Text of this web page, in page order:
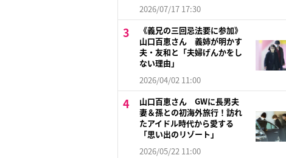
2026/07/17 17:30
《義兄の三回忌法要に参加》
山口百恵さん 義姉が明かす
夫・友和と「夫婦げんかをし
ない理由」
2026/04/02 11:00
山口百恵さん GWに長男夫
妻＆孫との初海外旅行！訪れ
たアイドル時代から愛する
「思い出のリゾート」
2026/05/22 11:00